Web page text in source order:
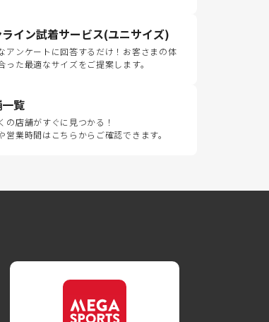
イン試着サービス(ユニサイズ)
アンケートに回答するだけ！お客さまの体
った最適なサイズをご提案します。
覧
の店舗がすぐに見つかる！
営業時間はこちらからご確認できます。